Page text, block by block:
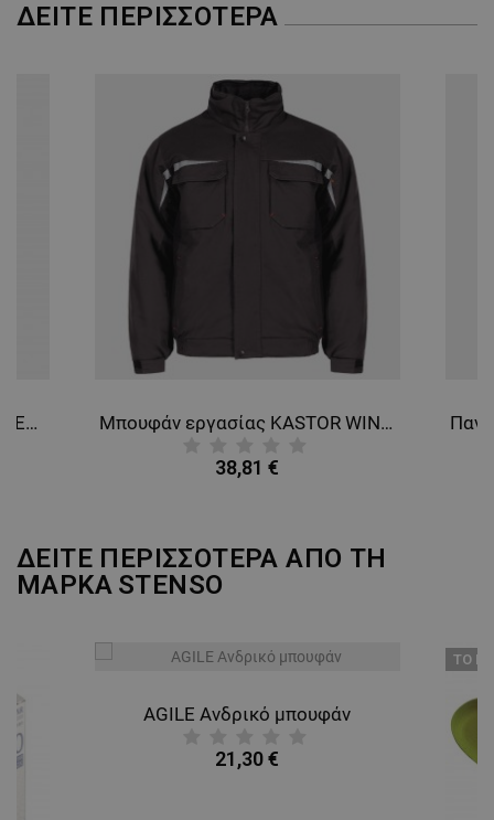
ΔΕΊΤΕ ΠΕΡΙΣΣΌΤΕΡΑ
Φόρμα εργασσίας KASTOR STRETCH GREY/ORANGE Μπουφάν εργασίας KASTOR WINTER GREY COTTON GREY/BLACK
38,81 €
ΔΕΙΤΕ ΠΕΡΙΣΣΟΤΕΡΑ ΑΠΟ ΤΗ
ΜΑΡΚΑ STENSO
AGILE Ανδρικό μπουφάν
21,30 €
ТΟ
ΜΗ ΤΑΞΙΝΟΜΗΜΈΝΑ